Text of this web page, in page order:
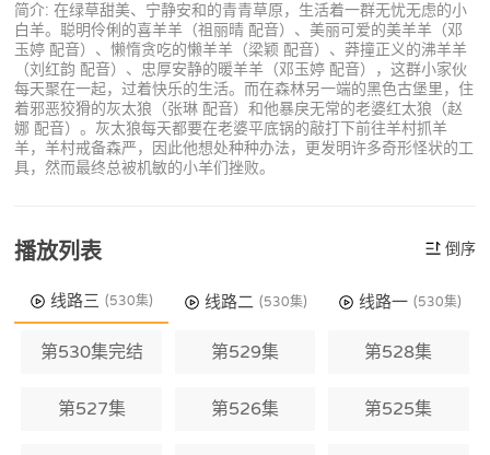
简介: 在绿草甜美、宁静安和的青青草原，生活着一群无忧无虑的小
白羊。聪明伶俐的喜羊羊（祖丽晴 配音）、美丽可爱的美羊羊（邓
玉婷 配音）、懒惰贪吃的懒羊羊（梁颖 配音）、莽撞正义的沸羊羊
（刘红韵 配音）、忠厚安静的暖羊羊（邓玉婷 配音），这群小家伙
每天聚在一起，过着快乐的生活。而在森林另一端的黑色古堡里，住
着邪恶狡猾的灰太狼（张琳 配音）和他暴戾无常的老婆红太狼（赵
娜 配音）。灰太狼每天都要在老婆平底锅的敲打下前往羊村抓羊
羊，羊村戒备森严，因此他想处种种办法，更发明许多奇形怪状的工
具，然而最终总被机敏的小羊们挫败。
播放列表 倒序
线路三 (530集) 线路二 (530集) 线路一 (530集)
第530集完结 第529集 第528集
第527集 第526集 第525集